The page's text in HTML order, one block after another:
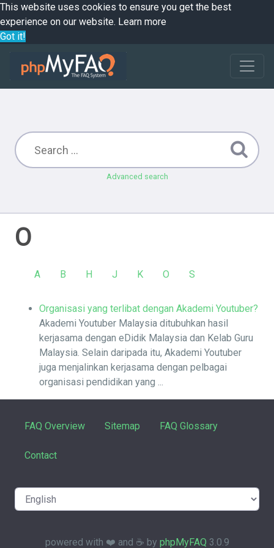
This website uses cookies to ensure you get the best
experience on our website. Learn more
Got it!
Advanced search
O
A B H J K O S
Organisasi yang terlibat dengan Akademi Youtuber?
Akademi Youtuber Malaysia ditubuhkan hasil
kerjasama dengan eDidik Malaysia dan Kelab Guru
Malaysia. Selain daripada itu, Akademi Youtuber
juga menjalinkan kerjasama dengan pelbagai
organisasi pendidikan yang ...
FAQ Overview Sitemap FAQ Glossary
Contact
powered with ❤️ and ☕️ by phpMyFAQ 3.0.9